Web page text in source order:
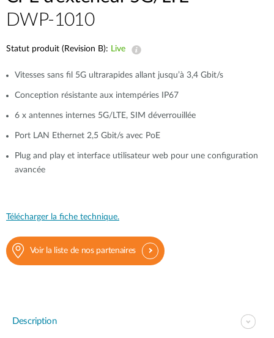
DWP-1010
Statut produit (Revision B): Live
Vitesses sans fil 5G ultrarapides allant jusqu’à 3,4 Gbit/s
Conception résistante aux intempéries IP67
6 x antennes internes 5G/LTE, SIM déverrouillée
Port LAN Ethernet 2,5 Gbit/s avec PoE
Plug and play et interface utilisateur web pour une configuration
avancée
Télécharger la fiche technique.
Voir la liste de nos partenaires
Description